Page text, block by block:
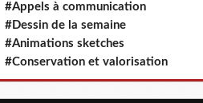
#Appels à communication
#Dessin de la semaine
#Animations sketches
#Conservation et valorisation